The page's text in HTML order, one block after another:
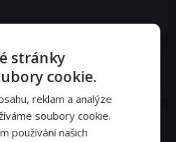
stránky
cookie.
reklam a analýze
soubory cookie.
používání našich